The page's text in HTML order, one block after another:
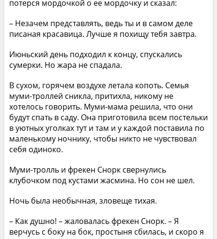
потерся мордочкой о ее мордочку и сказал:
– Незачем представлять, ведь ты и в самом деле
писаная красавица. Лучше я похищу тебя завтра.
Июньский день подходил к концу, спускались
сумерки. Но жара не спадала.
В сухом, горячем воздухе летала копоть. Семья
муми-троллей сникла, притихла, никому не
хотелось говорить. Муми-мама решила, что они
будут спать в саду. Она приготовила всем постельки
в уютных уголках тут и там и у каждой поставила по
маленькому ночнику, чтобы никто не чувствовал
себя одиноко.
Муми-тролль и фрекен Снорк свернулись
клубочком под кустами жасмина. Но сон не шел.
Ночь была необычная, зловеще тихая.
– Как душно! – жаловалась фрекен Снорк. – Я
верчусь с боку на бок, простыня сбилась, и скоро я